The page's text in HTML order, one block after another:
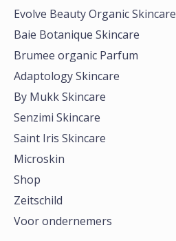
Evolve Beauty Organic Skincare
Baie Botanique Skincare
Brumee organic Parfum
Adaptology Skincare
By Mukk Skincare
Senzimi Skincare
Saint Iris Skincare
Microskin
Shop
Zeitschild
Voor ondernemers